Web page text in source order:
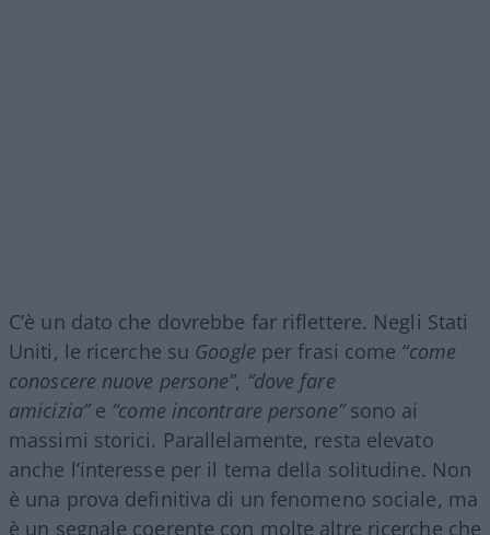
C’è un dato che dovrebbe far riflettere. Negli Stati
Uniti, le ricerche su Google per frasi come “come
conoscere nuove persone”, “dove fare
amicizia”e “come incontrare persone”sono ai
massimi storici. Parallelamente, resta elevato
anche l’interesse per il tema della solitudine. Non
è una prova definitiva di un fenomeno sociale, ma
è un segnale coerente con molte altre ricerche che